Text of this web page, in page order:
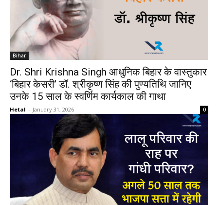
Bihar
Dr. Shri Krishna Singh आधुनिक बिहार के वास्तुकार
‘बिहार केसरी’ डॉ. श्रीकृष्ण सिंह की पुण्यतिथि जानिए
उनके 15 साल के स्वर्णिम कार्यकाल की गाथा
Hetal - January 31, 2026 0